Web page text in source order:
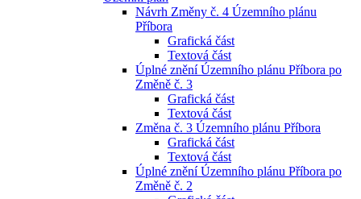
Návrh Změny č. 4 Územního plánu
Příbora
Grafická část
Textová část
Úplné znění Územního plánu Příbora po
Změně č. 3
Grafická část
Textová část
Změna č. 3 Územního plánu Příbora
Grafická část
Textová část
Úplné znění Územního plánu Příbora po
Změně č. 2